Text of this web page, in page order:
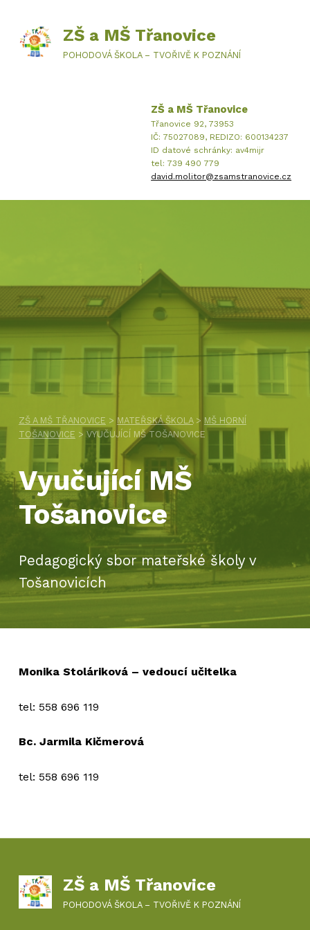
ZŠ a MŠ Třanovice
POHODOVÁ ŠKOLA – TVOŘIVĚ K POZNÁNÍ
ZŠ a MŠ Třanovice
Třanovice 92, 73953
IČ: 75027089, REDIZO: 600134237
ID datové schránky: av4mijr
tel: 739 490 779
david.molitor@zsamstranovice.cz
ZŠ A MŠ TŘANOVICE > MATEŘSKÁ ŠKOLA> MŠ HORNÍ
TOŠANOVICE > VYUČUJÍCÍ MŠ TOŠANOVICE
Vyučující MŠ
Tošanovice
Pedagogický sbor mateřské školy v
Tošanovicích
Monika Stoláriková – vedoucí učitelka
tel: 558 696 119
Bc. Jarmila Kičmerová
tel: 558 696 119
ZŠ a MŠ Třanovice
POHODOVÁ ŠKOLA – TVOŘIVĚ K POZNÁNÍ